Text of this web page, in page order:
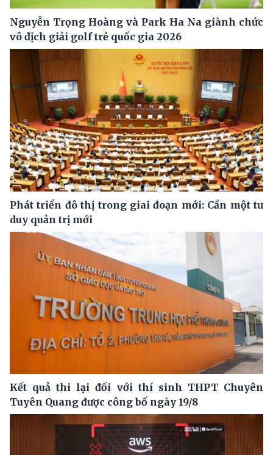
Nguyễn Trọng Hoàng và Park Ha Na giành chức
vô địch giải golf trẻ quốc gia 2026
Phát triển đô thị trong giai đoạn mới: Cần một tư
duy quản trị mới
Kết quả thi lại đối với thí sinh THPT Chuyên
Tuyên Quang được công bố ngày 19/8